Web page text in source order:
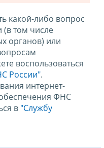
какой-либо вопрос
(в том числе
органов) или
воспользоваться
России".
интернет-
ФНС
в "Службу